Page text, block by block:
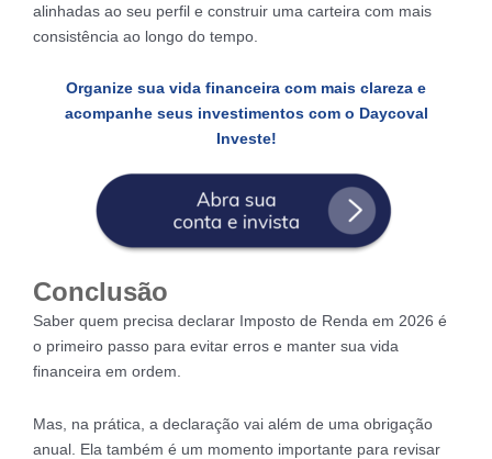
alinhadas ao seu perfil e construir uma carteira com mais
consistência ao longo do tempo.
Organize sua vida financeira com mais clareza e
acompanhe seus investimentos com o Daycoval
Investe!
Conclusão
Saber quem precisa declarar Imposto de Renda em 2026 é
o primeiro passo para evitar erros e manter sua vida
financeira em ordem.
Mas, na prática, a declaração vai além de uma obrigação
anual. Ela também é um momento importante para revisar